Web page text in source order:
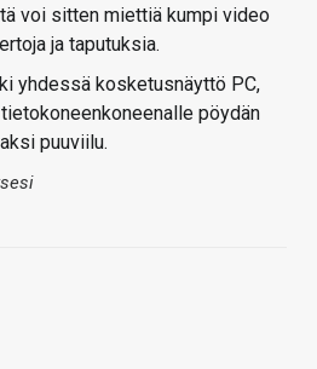
voi sitten miettiä kumpi video
ja taputuksia.
yhdessä kosketusnäyttö PC,
pöydän
puuviilu.